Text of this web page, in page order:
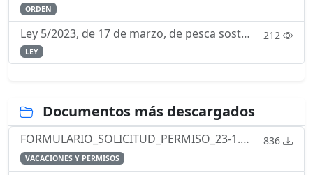
ORDEN
Ley 5/2023, de 17 de marzo, de pesca sostenible e investigación pesquera. 212
LEY
Documentos más descargados
FORMULARIO_SOLICITUD_PERMISO_23-1.pdf 836
VACACIONES Y PERMISOS